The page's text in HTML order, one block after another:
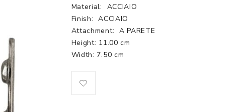
Material:
ACCIAIO
Finish: ACCIAIO
Attachment: A PARETE
Height: 11.00 cm
Width: 7.50 cm